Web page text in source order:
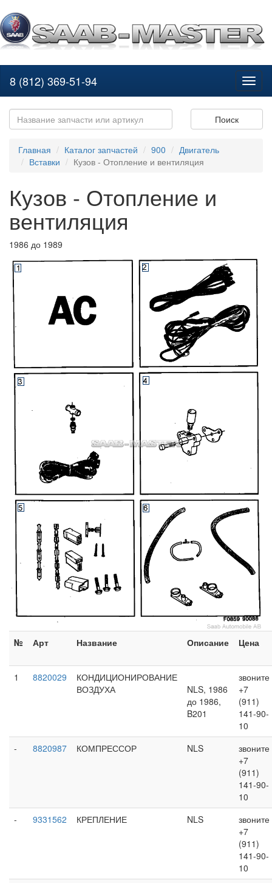
8 (812) 369-51-94
Поиск
Главная Каталог запчастей 900
Двигатель
Вставки
Кузов - Отопление и вентиляция
Кузов - Отопление и
вентиляция
1986 до 1989
№ Арт Название Описание Цена
1 8820029
КОНДИЦИОНИРОВАНИЕ
ВОЗДУХА
NLS, 1986
до 1986,
B201
звоните
+7
(911)
141-90-
10
-
8820987 КОМПРЕССОР NLS
звоните
+7
(911)
141-90-
10
-
9331562 КРЕПЛЕНИЕ NLS
звоните
+7
(911)
141-90-
10